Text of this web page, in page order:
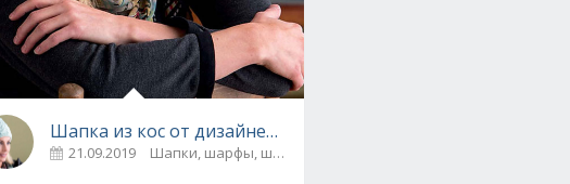
Шапка из кос от дизайнера Faina Goberstein вязаная спицами
21.09.2019 Шапки, шарфы, шали, снуды и палантины